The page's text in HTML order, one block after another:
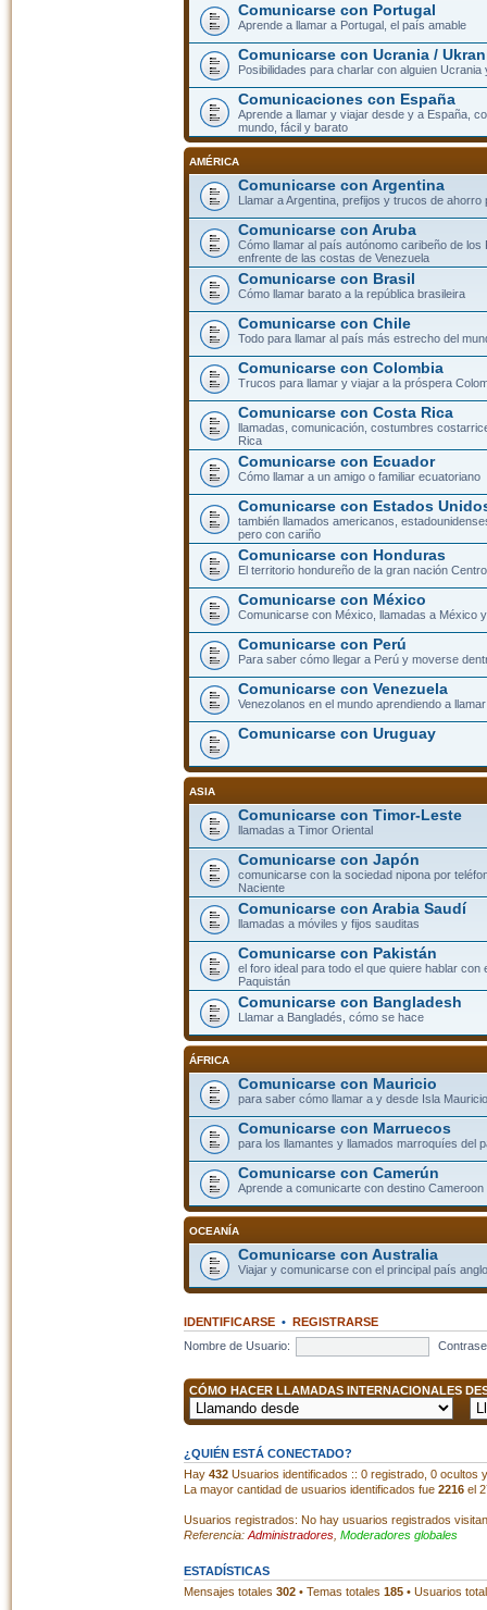
Comunicarse con Portugal
Aprende a llamar a Portugal, el país amable
Comunicarse con Ucrania /
Posibilidades para charlar con alguien Ucrania
Comunicaciones con España
Aprende a llamar y viajar desde y a España,
mundo, fácil y barato
AMÉRICA
Comunicarse con Argentina
Llamar a Argentina, prefijos y trucos de ahorro
Comunicarse con Aruba
Cómo llamar al país autónomo caribeño de los
enfrente de las costas de Venezuela
Comunicarse con Brasil
Cómo llamar barato a la república brasileira
Comunicarse con Chile
Todo para llamar al país más estrecho del
Comunicarse con Colombia
Trucos para llamar y viajar a la próspera
Comunicarse con Costa Rica
llamadas, comunicación, costumbres
Rica
Comunicarse con Ecuador
Cómo llamar a un amigo o familiar ecuatoriano
Comunicarse con Estados
también llamados americanos,
pero con cariño
Comunicarse con Honduras
El territorio hondureño de la gran nación
Comunicarse con México
Comunicarse con México, llamadas a México
Comunicarse con Perú
Para saber cómo llegar a Perú y moverse
Comunicarse con Venezuela
Venezolanos en el mundo aprendiendo a
Comunicarse con Uruguay
ASIA
Comunicarse con Timor-Leste
llamadas a Timor Oriental
Comunicarse con Japón
comunicarse con la sociedad nipona por
Naciente
Comunicarse con Arabia Saudí
llamadas a móviles y fijos sauditas
Comunicarse con Pakistán
el foro ideal para todo el que quiere hablar con
Paquistán
Comunicarse con Bangladesh
Llamar a Bangladés, cómo se hace
ÁFRICA
Comunicarse con Mauricio
para saber cómo llamar a y desde Isla
Comunicarse con Marruecos
para los llamantes y llamados marroquíes del
Comunicarse con Camerún
Aprende a comunicarte con destino Cameroon
OCEANÍA
Comunicarse con Australia
Viajar y comunicarse con el principal país
IDENTIFICARSE• REGISTRARSE
Nombre de Usuario:
CÓMO HACER LLAMADAS INTERNACIONALES
¿QUIÉN ESTÁ CONECTADO?
Hay 432Usuarios identificados :: 0 registrado, 0 ocultos
La mayor cantidad de usuarios identificados fue 2216el
Usuarios registrados: No hay usuarios registrados
Referencia: Administradores, Moderadores globales
ESTADÍSTICAS
Mensajes totales 302• Temas totales 185• Usuarios